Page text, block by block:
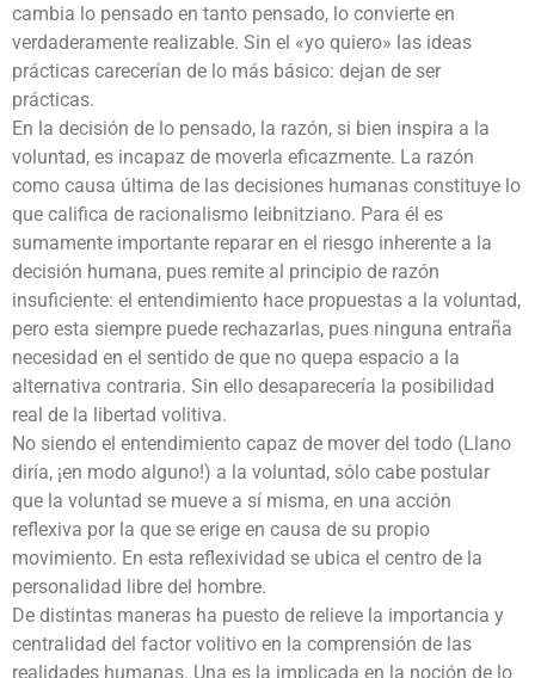
cambia lo pensado en tanto pensado, lo convierte en
verdaderamente realizable. Sin el «yo quiero» las ideas
prácticas carecerían de lo más básico: dejan de ser
prácticas.
En la decisión de lo pensado, la razón, si bien inspira a la
voluntad, es incapaz de moverla eficazmente. La razón
como causa última de las decisiones humanas constituye lo
que califica de racionalismo leibnitziano. Para él es
sumamente importante reparar en el riesgo inherente a la
decisión humana, pues remite al principio de razón
insuficiente: el entendimiento hace propuestas a la voluntad,
pero esta siempre puede rechazarlas, pues ninguna entraña
necesidad en el sentido de que no quepa espacio a la
alternativa contraria. Sin ello desaparecería la posibilidad
real de la libertad volitiva.
No siendo el entendimiento capaz de mover del todo (Llano
diría, ¡en modo alguno!) a la voluntad, sólo cabe postular
que la voluntad se mueve a sí misma, en una acción
reflexiva por la que se erige en causa de su propio
movimiento. En esta reflexividad se ubica el centro de la
personalidad libre del hombre.
De distintas maneras ha puesto de relieve la importancia y
centralidad del factor volitivo en la comprensión de las
realidades humanas. Una es la implicada en la noción de lo